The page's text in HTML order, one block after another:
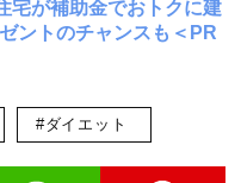
宅が補助金でおトクに建
ントのチャンスも＜PR
#ダイエット